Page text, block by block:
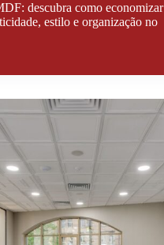
descubra como economizar
estilo e organização no